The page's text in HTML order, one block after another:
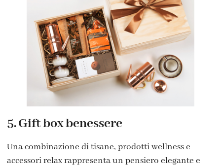
5. Gift box benessere
Una combinazione di tisane, prodotti wellness e
accessori relax rappresenta un pensiero elegante e